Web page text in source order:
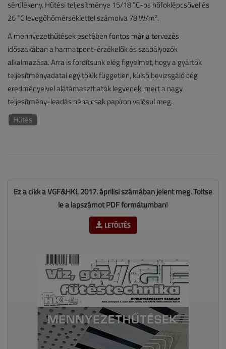
sérülékeny. Hűtési teljesítménye 15/18 °C-os hőfoklépcsővel és
26 °C levegőhőmérséklettel számolva 78 W/m².
A mennyezethűtések esetében fontos már a tervezés
időszakában a harmatpont-érzékelők és szabályozók
alkalmazása. Arra is fordítsunk elég figyelmet, hogy a gyártók
teljesítményadatai egy tőlük független, külső bevizsgáló cég
eredményeivel alátámaszthatók legyenek, mert a nagy
teljesítmény-leadás néha csak papíron valósul meg.
Hűtés
Ez a cikk a VGF&HKL 2017. áprilisi számában jelent meg. Töltse
le a lapszámot PDF formátumban!
LETÖLTÉS